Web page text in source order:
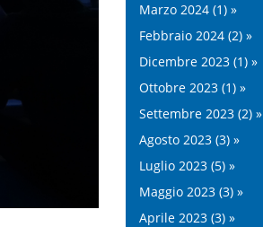
Marzo 2024 (1) »
Febbraio 2024 (2) »
Dicembre 2023 (1) »
Ottobre 2023 (1) »
Settembre 2023 (2) »
Agosto 2023 (3) »
Luglio 2023 (5) »
Maggio 2023 (3) »
Aprile 2023 (3) »